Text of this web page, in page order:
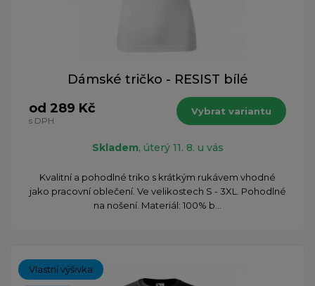
Dámské tričko - RESIST bílé
od 289 Kč
s DPH
Vybrat variantu
Skladem, úterý 11. 8. u vás
Kvalitní a pohodlné triko s krátkým rukávem vhodné
jako pracovní oblečení. Ve velikostech S - 3XL. Pohodlné
na nošení. Materiál: 100% b...
Vlastní výšivka